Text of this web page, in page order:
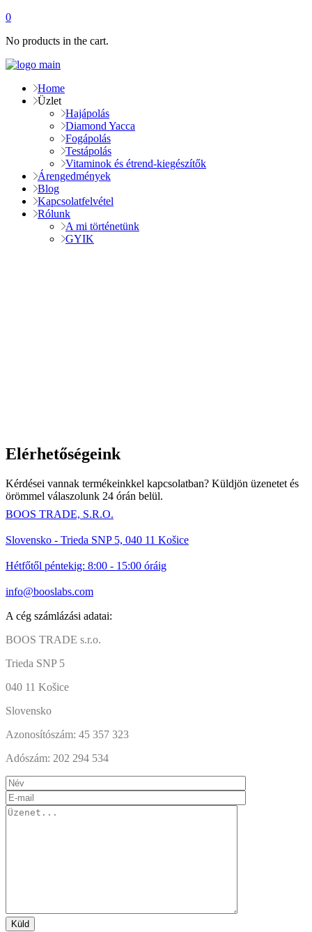
0
No products in the cart.
Home
Üzlet
Hajápolás
Diamond Yacca
Fogápolás
Testápolás
Vitaminok és étrend-kiegészítők
Árengedmények
Blog
Kapcsolatfelvétel
Rólunk
A mi történetünk
GYIK
Elérhetőségeink
Kérdései vannak termékeinkkel kapcsolatban? Küldjön üzenetet és
örömmel válaszolunk 24 órán belül.
BOOS TRADE, S.R.O.
Slovensko - Trieda SNP 5, 040 11 Košice
Hétfőtől péntekig: 8:00 - 15:00 óráig
info@booslabs.com
A cég számlázási adatai:
BOOS TRADE s.r.o.
Trieda SNP 5
040 11 Košice
Slovensko
Azonosítószám: 45 357 323
Adószám: 202 294 534
Küld